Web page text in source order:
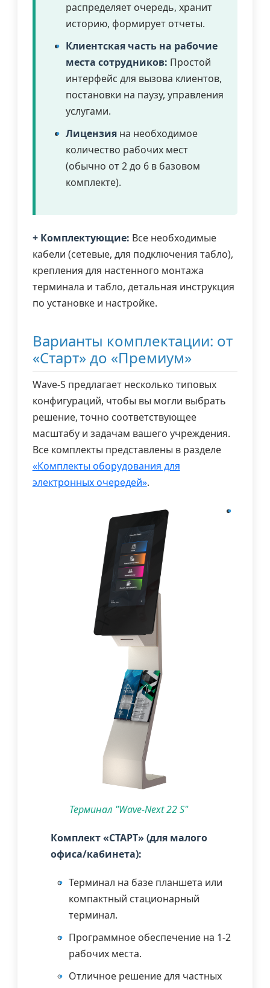
распределяет очередь, хранит
историю, формирует отчеты.
Клиентская часть на рабочие
места сотрудников: Простой
интерфейс для вызова клиентов,
постановки на паузу, управления
услугами.
Лицензияна необходимое
количество рабочих мест
(обычно от 2 до 6 в базовом
комплекте).
+ Комплектующие: Все необходимые
кабели (сетевые, для подключения табло),
крепления для настенного монтажа
терминала и табло, детальная инструкция
по установке и настройке.
Варианты комплектации: от
«Старт» до «Премиум»
Wave-S предлагает несколько типовых
конфигураций, чтобы вы могли выбрать
решение, точно соответствующее
масштабу и задачам вашего учреждения.
Все комплекты представлены в разделе
«Комплекты оборудования для
электронных очередей».
Терминал "Wave-Next 22 S"
Комплект «СТАРТ» (для малого
офиса/кабинета):
Терминал на базе планшета или
компактный стационарный
терминал.
Программное обеспечение на 1-2
рабочих места.
Отличное решение для частных